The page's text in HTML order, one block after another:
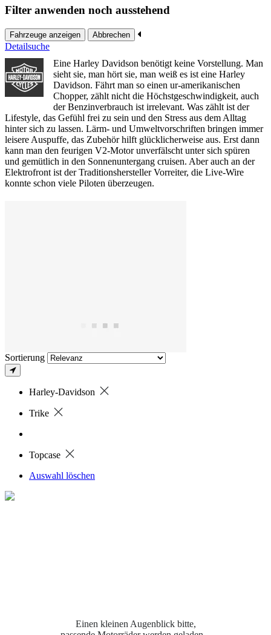
Filter anwenden noch ausstehend
Fahrzeuge anzeigen Abbrechen
Detailsuche
Eine Harley Davidson benötigt keine Vorstellung. Man
sieht sie, man hört sie, man weiß es ist eine Harley
Davidson. Fährt man so einen ur-amerikanischen
Chopper, zählt nicht die Höchstgeschwindigkeit, auch
der Benzinverbrauch ist irrelevant. Was zählt ist der
Lifestyle, das Gefühl frei zu sein und den Stress aus dem Alltag
hinter sich zu lassen. Lärm- und Umweltvorschriften bringen immer
leisere Auspuffe, das Zubehör hilft glücklicherweise aus. Erst dann
kann man den feurigen V2-Motor unverfälscht unter sich spüren
und gemütlich in den Sonnenuntergang cruisen. Aber auch an der
Elektrofront ist der Traditionshersteller Vorreiter, die Live-Wire
konnte schon viele Piloten überzeugen.
Sortierung
Harley-Davidson
Trike
Topcase
Auswahl löschen
Einen kleinen Augenblick bitte,